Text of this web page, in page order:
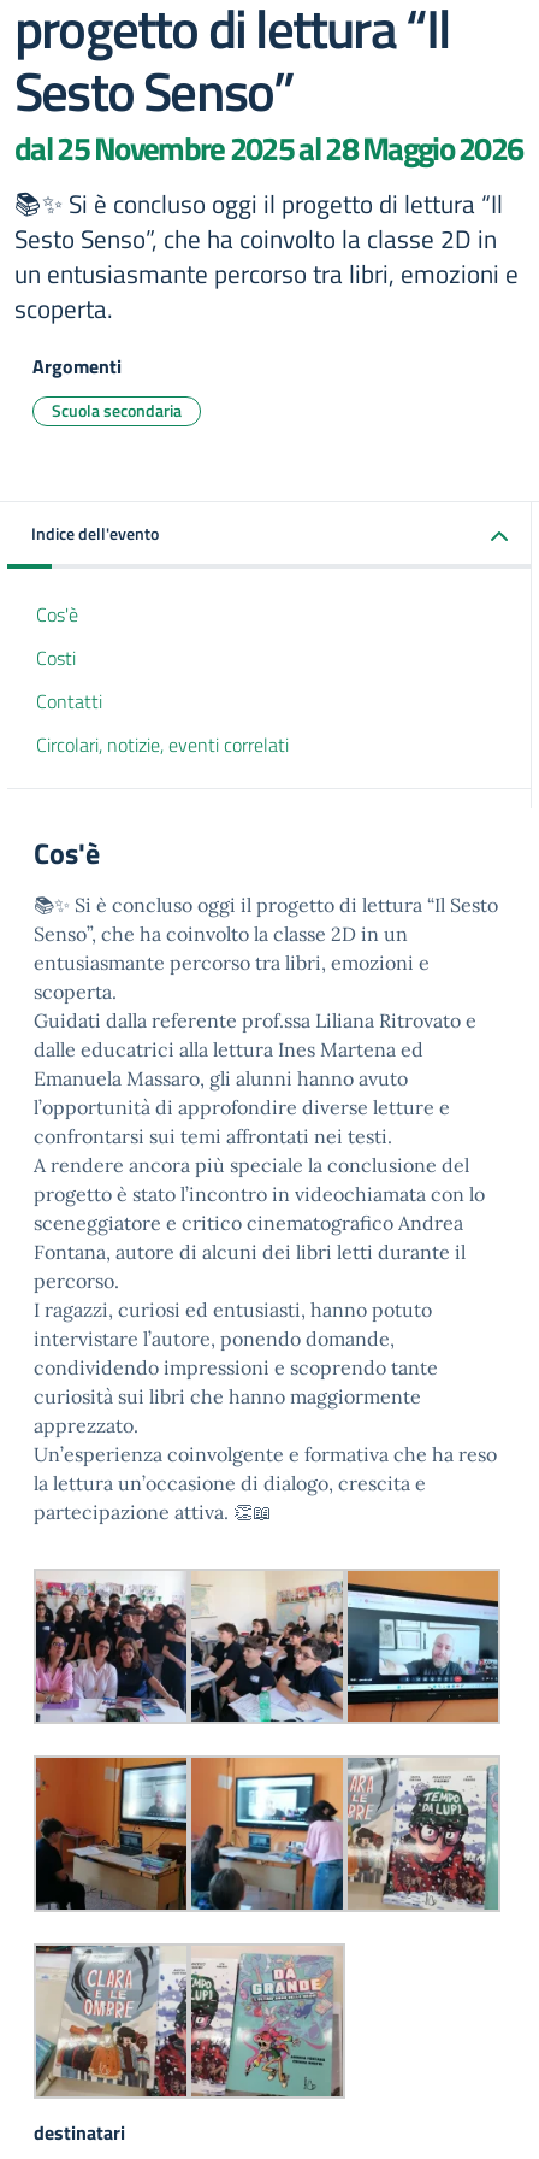
progetto di lettura “Il
Sesto Senso”
dal 25 Novembre 2025 al 28 Maggio 2026
📚✨ Si è concluso oggi il progetto di lettura “Il
Sesto Senso”, che ha coinvolto la classe 2D in
un entusiasmante percorso tra libri, emozioni e
scoperta.
Argomenti
Scuola secondaria
Indice dell'evento
Cos'è
Costi
Contatti
Circolari, notizie, eventi correlati
Cos'è
📚✨ Si è concluso oggi il progetto di lettura “Il Sesto
Senso”, che ha coinvolto la classe 2D in un
entusiasmante percorso tra libri, emozioni e
scoperta.
Guidati dalla referente prof.ssa Liliana Ritrovato e
dalle educatrici alla lettura Ines Martena ed
Emanuela Massaro, gli alunni hanno avuto
l’opportunità di approfondire diverse letture e
confrontarsi sui temi affrontati nei testi.
A rendere ancora più speciale la conclusione del
progetto è stato l’incontro in videochiamata con lo
sceneggiatore e critico cinematografico Andrea
Fontana, autore di alcuni dei libri letti durante il
percorso.
I ragazzi, curiosi ed entusiasti, hanno potuto
intervistare l’autore, ponendo domande,
condividendo impressioni e scoprendo tante
curiosità sui libri che hanno maggiormente
apprezzato.
Un’esperienza coinvolgente e formativa che ha reso
la lettura un’occasione di dialogo, crescita e
partecipazione attiva. 👏📖
destinatari